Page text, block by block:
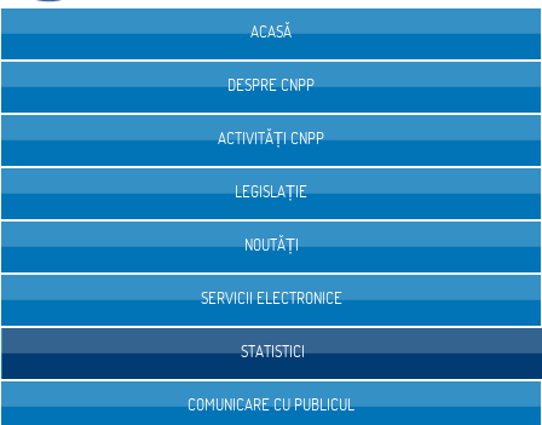
ACASĂ
DESPRE CNPP
ACTIVITĂȚI CNPP
LEGISLAȚIE
NOUTĂȚI
SERVICII ELECTRONICE
STATISTICI
COMUNICARE CU PUBLICUL